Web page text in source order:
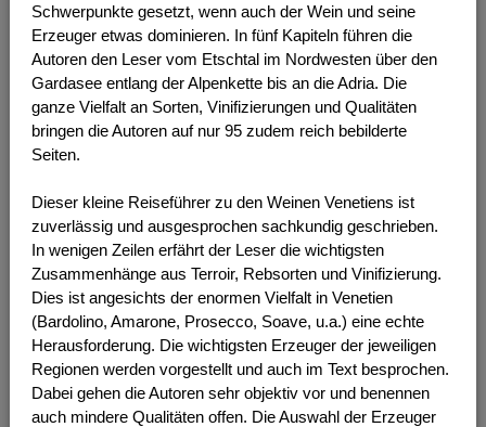
Schwerpunkte gesetzt, wenn auch der Wein und seine
Erzeuger etwas dominieren. In fünf Kapiteln führen die
Autoren den Leser vom Etschtal im Nordwesten über den
Gardasee entlang der Alpenkette bis an die Adria. Die
ganze Vielfalt an Sorten, Vinifizierungen und Qualitäten
bringen die Autoren auf nur 95 zudem reich bebilderte
Seiten.
Dieser kleine Reiseführer zu den Weinen Venetiens ist
zuverlässig und ausgesprochen sachkundig geschrieben.
In wenigen Zeilen erfährt der Leser die wichtigsten
Zusammenhänge aus Terroir, Rebsorten und Vinifizierung.
Dies ist angesichts der enormen Vielfalt in Venetien
(Bardolino, Amarone, Prosecco, Soave, u.a.) eine echte
Herausforderung. Die wichtigsten Erzeuger der jeweiligen
Regionen werden vorgestellt und auch im Text besprochen.
Dabei gehen die Autoren sehr objektiv vor und benennen
auch mindere Qualitäten offen. Die Auswahl der Erzeuger